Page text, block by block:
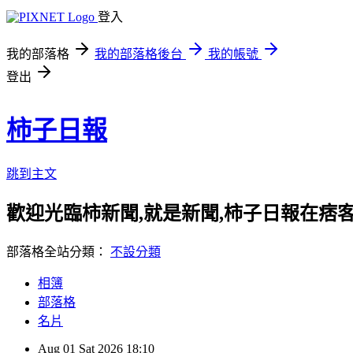
登入
我的部落格 我的部落格後台
我的帳號
登出
柿子日報
跳到主文
歡迎光臨柿新聞,就是新聞,柿子日報在痞
部落格全站分類： 不設分類
相簿
部落格
名片
Aug 01 Sat 2026 18:10